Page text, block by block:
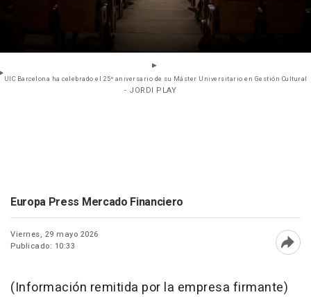
UIC Barcelona ha celebrado el 25º aniversario de su Máster Universitario en Gestión Cultural
- JORDI PLAY
Europa Press Mercado Financiero
Viernes, 29 mayo 2026
Publicado: 10:33
(Información remitida por la empresa firmante)